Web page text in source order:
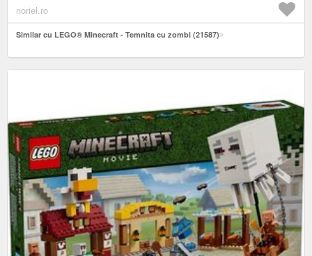
noriel.ro
Similar cu LEGO® Minecraft - Temnita cu zombi (21587)